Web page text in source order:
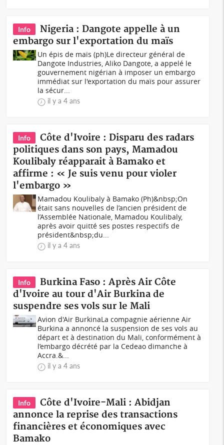
Info
Nigeria : Dangote appelle à un
embargo sur l'exportation du maïs
Un épis de maïs (ph)Le directeur général de
Dangote Industries, Aliko Dangote, a appelé le
gouvernement nigérian à imposer un embargo
immédiat sur l'exportation du maïs pour assurer
la sécur...
il y a 4 ans
Info
Côte d'Ivoire : Disparu des radars
politiques dans son pays, Mamadou
Koulibaly réapparait à Bamako et
affirme : « Je suis venu pour violer
l'embargo »
Mamadou Koulibaly à Bamako (Ph)&nbsp;On
était sans nouvelles de l’ancien président de
l’Assemblée Nationale, Mamadou Koulibaly,
après avoir quitté ses postes respectifs de
président&nbsp;du...
il y a 4 ans
Info
Burkina Faso : Après Air Côte
d'Ivoire au tour d'Air Burkina de
suspendre ses vols sur le Mali
Avion d'Air BurkinaLa compagnie aérienne Air
Burkina a annoncé la suspension de ses vols au
départ et à destination du Mali, conformément à
l’embargo décrété par la Cedeao dimanche à
Accra.&...
il y a 4 ans
Info
Côte d'Ivoire-Mali : Abidjan
annonce la reprise des transactions
financières et économiques avec
Bamako